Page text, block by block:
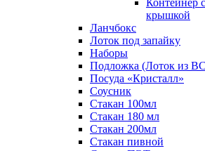
крышкой
Ланчбокс
Лоток под запайку
Наборы
Подложка (Лоток из
Посуда «Кристалл»
Соусник
Стакан 100мл
Стакан 180 мл
Стакан 200мл
Стакан пивной